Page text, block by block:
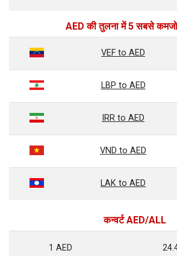
AED की तुलना में 5 सबसे
VEF to AED
LBP to AED
IRR to AED
VND to AED
LAK to AED
कन्वर्ट AED/ALL
1 AED